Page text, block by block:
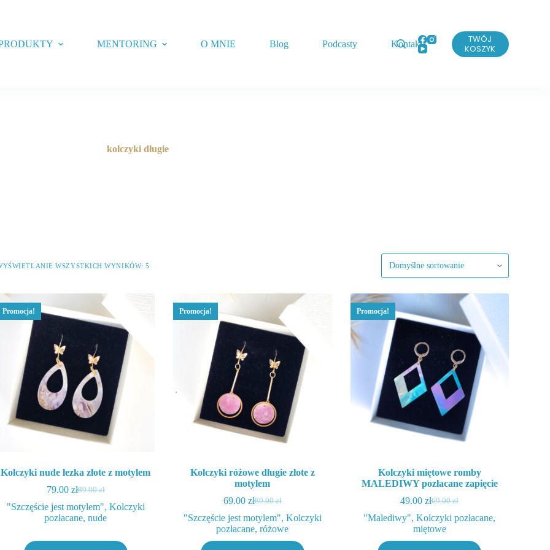
MENTORING O MNIE Blog Podcasty Kontakt
TWÓJ
KOSZYK
kolczyki długie
WSZYSTKICH WYNIKÓW: 5
Promocja!
Kolczyki nude łezka złote z motylem
89.00zł
Pierwotna
cena
wynosiła:
79.00 złAktualna
cena
wynosi:
"Szczęście jest motylem", Kolczyki
pozłacane,nude
Promocja!
Kolczyki różowe długie złote z
motylem
89.00zł
Pierwotna
cena
wynosiła:
89.00 zł.
69.00 złAktualna
cena
wynosi:
69.00 zł.
"Szczęście jest motylem", Kolczyki
pozłacane,różowe
Promocja!
Kolczyki miętowe romby
MALEDIWY pozłacane zapięcie
69.00zł
Pierwotna
cena
wynosiła:
69.00 zł.
49.00złAktualna
cena
wynosi:
49.00 zł.
"Malediwy",Kolczyki pozłacane,
miętowe